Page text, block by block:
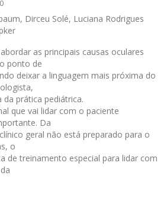
Dirceu Solé, Luciana Rodrigues
as principais causas oculares
ponto de
deixar a linguagem mais próxima do
prática pediátrica.
que vai lidar com o paciente
Da
geral não está preparado para o
o
de treinamento especial para lidar com